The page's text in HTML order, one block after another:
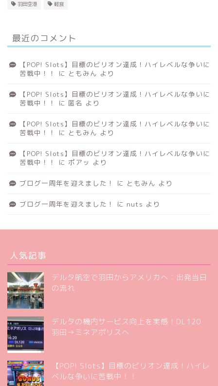
羽田空港 軽食
最近のコメント
【POP! Slots】目標のビリオン達成！ハイレベルな争いに
苦戦中！！
に ともみん より
【POP! Slots】目標のビリオン達成！ハイレベルな争いに
苦戦中！！
に 匿名 より
【POP! Slots】目標のビリオン達成！ハイレベルな争いに
苦戦中！！
に ともみん より
【POP! Slots】目標のビリオン達成！ハイレベルな争いに
苦戦中！！
に ポアッ より
ブログ一周年を迎えました！ に ともみん より
ブログ一周年を迎えました！ に nuts より
人気記事
デルタ航空で羽田からアメリカへ：出発当日
の流れ
デルタの機内サービス向上を実感！DL120
羽田→ミネアポリスへ
【POP! Slots】目標のビリオン達成！ハイレ
ベルな争いに苦戦中！！